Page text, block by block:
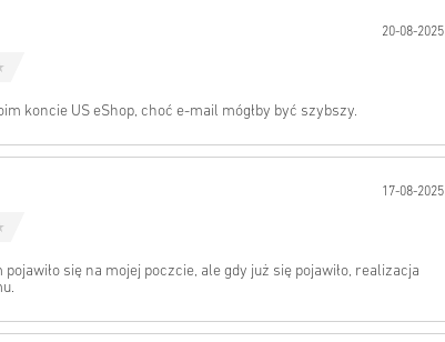
20-08-2025
koncie US eShop, choć e-mail mógłby być szybszy.
17-08-2025
pojawiło się na mojej poczcie, ale gdy już się pojawiło, realizacja